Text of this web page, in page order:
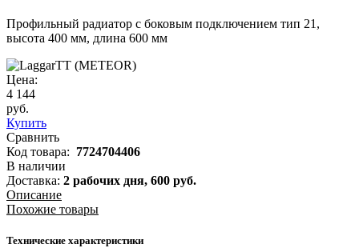
Профильный радиатор с боковым подключением тип 21,
высота 400 мм, длина 600 мм
Цена:
4 144
руб.
Купить
Сравнить
Код товара: 7724704406
В наличии
Доставка: 2 рабочих дня, 600 руб.
Описание
Похожие товары
Технические характеристики